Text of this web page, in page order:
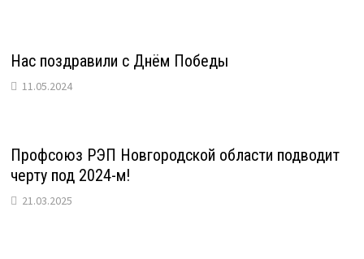
Нас поздравили с Днём Победы
11.05.2024
Профсоюз РЭП Новгородской области подводит
черту под 2024-м!
21.03.2025